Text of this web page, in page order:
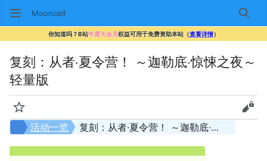
Mooncell 搜索
你知道吗？B站年度大会员权益可用于免费资助本站（查看详情）
复刻：从者·夏令营！ ～迦勒底·惊悚之夜～
轻量版
监视 查看
复刻：从者·夏令营！ ～迦勒底·惊悚之夜～ 轻量版
活动一览